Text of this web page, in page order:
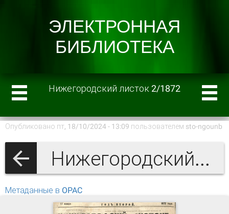
Нижегородский листок 2/1872
Опубликовано пт, 18/10/2024 - 13:09 пользователем sto-ngounb
Нижегородский листок 1872 г.
Метаданные в OPAC